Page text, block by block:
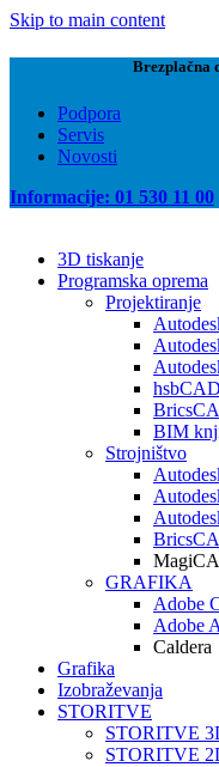
Skip to main content
Brezplačna
Podpora
Servis
Novosti
Informacije: 01 530 11 00
3D tiskanje
Programska oprema
Projektiranje
hsbCAD
BIM
Strojništvo
GRAFIKA
Adobe
Adobe
Caldera
Grafika
Izobraževanja
STORITVE
STORITVE
STORITVE